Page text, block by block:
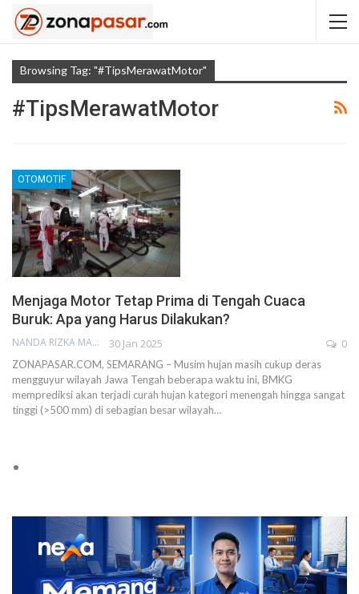
Browsing Tag: "#TipsMerawatMotor"
#TipsMerawatMotor
OTOMOTIF
Menjaga Motor Tetap Prima di Tengah Cuaca
Buruk: Apa yang Harus Dilakukan?
NANDA RIZKA MAHENDRA 30 Jan 2025 0
ZONAPASAR.COM, SEMARANG – Musim hujan masih cukup deras
mengguyur wilayah Jawa Tengah beberapa waktu ini, BMKG
memprediksi akan terjadi curah hujan kategori menengah hingga sangat
tinggi (>500 mm) di sebagian besar wilayah…